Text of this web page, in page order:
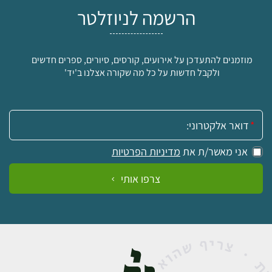
הרשמה לניוזלטר
מוזמנים להתעדכן על אירועים, קורסים, סיורים, ספרים חדשים
ולקבל חדשות על כל מה שקורה אצלנו ב'יד'
אימייל:
אני מאשר/ת את מדיניות הפרטיות
צרפו אותי